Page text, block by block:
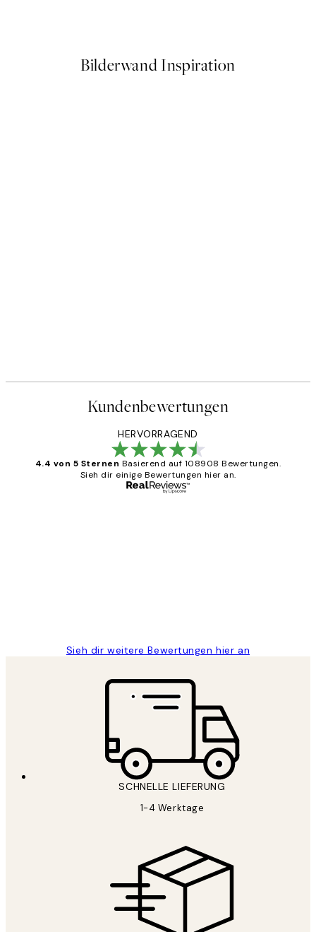
Bilderwand Inspiration
Kundenbewertungen
HERVORRAGEND
4.4 von 5 Sternen Basierend auf 108908 Bewertungen.
Sieh dir einige Bewertungen hier an.
Sieh dir weitere Bewertungen hier an
SCHNELLE LIEFERUNG
1-4 Werktage